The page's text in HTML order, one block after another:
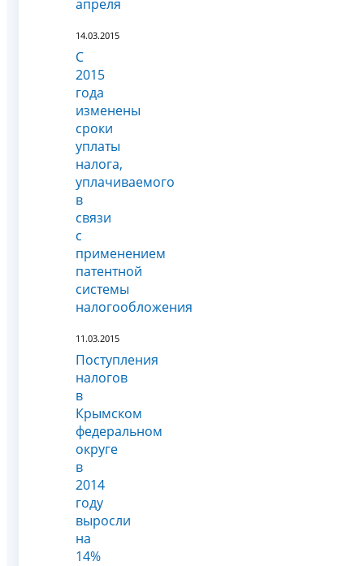
апреля
14.03.2015
С
2015
года
изменены
сроки
уплаты
налога,
уплачиваемого
в
связи
с
применением
патентной
системы
налогообложения
11.03.2015
Поступления
налогов
в
Крымском
федеральном
округе
в
2014
году
выросли
на
14%